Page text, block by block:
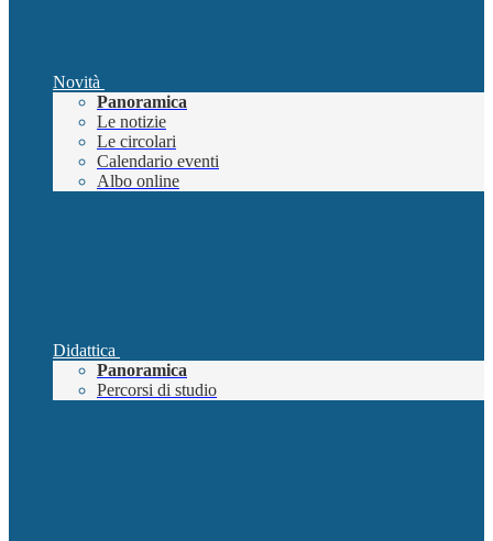
Novità
Panoramica
Le notizie
Le circolari
Calendario eventi
Albo online
Didattica
Panoramica
Percorsi di studio